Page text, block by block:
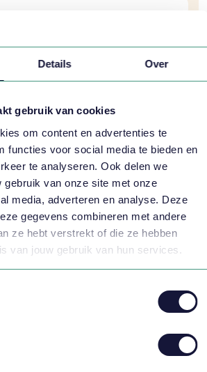
Details Over
gebruik van cookies
om content en advertenties te
functies voor social media te bieden en
te analyseren. Ook delen we
gebruik van onze site met onze
media, adverteren en analyse. Deze
gegevens combineren met andere
ze hebt verstrekt of die ze hebben
van jouw gebruik van hun services.